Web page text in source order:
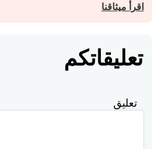
اقرأ ميثاقنا
تعليقاتكم
تعليق